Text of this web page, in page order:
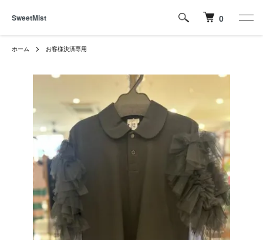
SweetMist 0
ホーム お客様決済専用